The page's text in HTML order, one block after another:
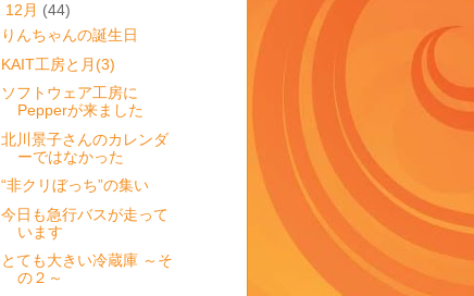
12月 (44)
りんちゃんの誕生日
KAIT工房と月(3)
ソフトウェア工房に
Pepperが来ました
北川景子さんのカレンダ
ーではなかった
“非クリぼっち”の集い
今日も急行バスが走って
います
とても大きい冷蔵庫 ～そ
の２～